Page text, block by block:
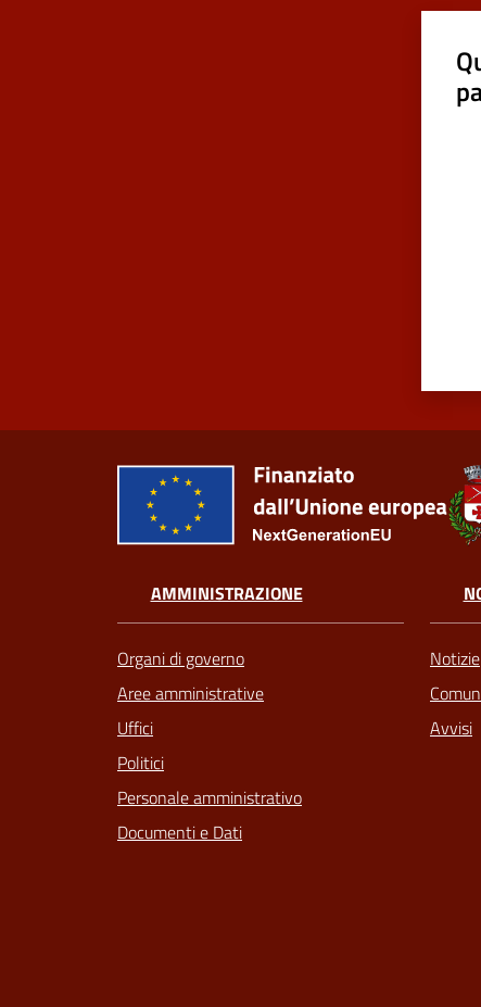
AMMINISTRAZIONE
Organi di governo
Aree amministrative
Uffici
Politici
Personale amministrativo
Documenti e Dati
Notizie
Avvisi